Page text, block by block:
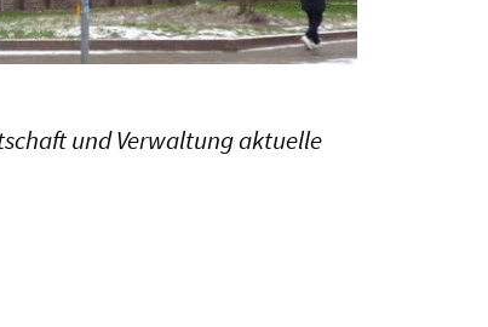
und Verwaltung aktuelle